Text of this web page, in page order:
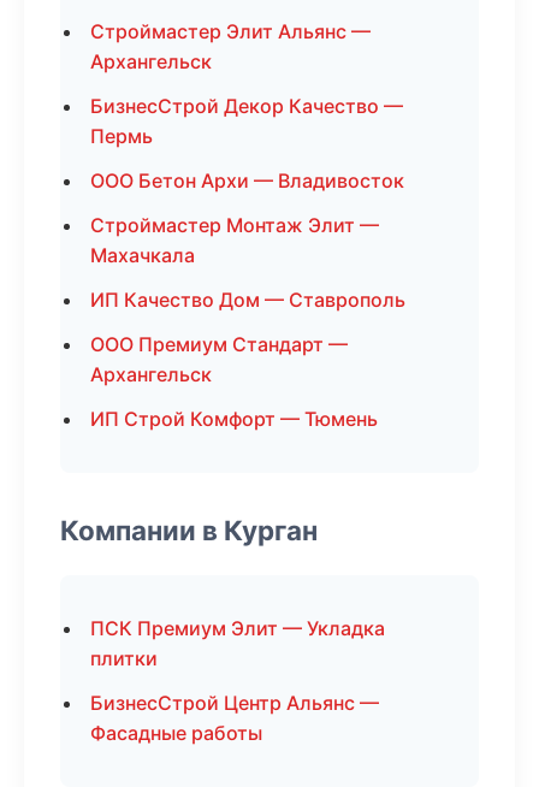
Строймастер Элит Альянс —
Архангельск
БизнесСтрой Декор Качество —
Пермь
ООО Бетон Архи — Владивосток
Строймастер Монтаж Элит —
Махачкала
ИП Качество Дом — Ставрополь
ООО Премиум Стандарт —
Архангельск
ИП Строй Комфорт — Тюмень
Компании в Курган
ПСК Премиум Элит — Укладка
плитки
БизнесСтрой Центр Альянс —
Фасадные работы